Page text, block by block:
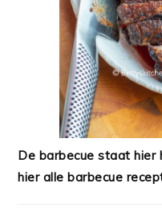
De barbecue staat hier
hier alle barbecue